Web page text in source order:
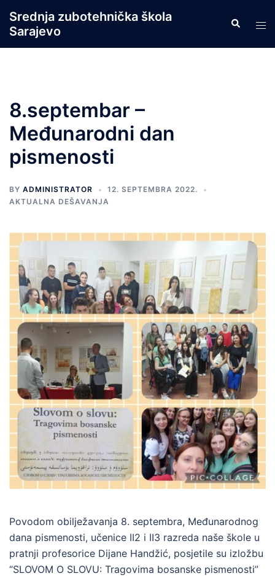
content
Srednja zubotehnička škola
Sarajevo
Search
8.septembar –
Međunarodni dan
pismenosti
BY ADMINISTRATOR
12. SEPTEMBRA 2022.
AKTUALNA DEŠAVANJA
Povodom obilježavanja 8. septembra, Međunarodnog
dana pismenosti, učenice II2 i II3 razreda naše škole u
pratnji profesorice Dijane Handžić, posjetile su izložbu
“SLOVOM O SLOVU: Tragovima bosanske pismenosti”